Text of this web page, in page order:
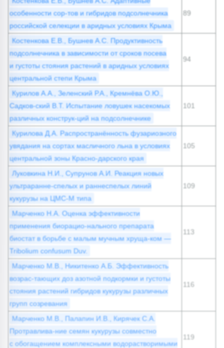
особенности сор-тов и гибридов подсолнечника
российской селекции в аридных условиях Крыма
89
Костенкова Е.В., Бушнев А.С. Продуктивность
подсолнечника в зависимости от сроков посева
и густоты стояния растений в аридных условиях
центральной степи Крыма
94
Курилов А.А., Зеленский Р.А., Кремнёва О.Ю.,
Садков-ский В.Т. Испытание ловушек насекомых
различных конструк-ций на подсолнечнике
101
Курилова Д.А. Распространённость фузариозного
увядания на сортах масличного льна в условиях
центральной зоны Красно-дарского края
105
Луковкина Н.И., Супрунов А.И. Реакция новых
ультраранне-спелых и раннеспелых линий
кукурузы на ЦМС-М типа
109
Марченко Н.А. Оценка эффективности
применения биорацио-нального препарата
биостат в борьбе с малым мучным хруща-ком —
Tribolium confusum Duv.
113
Марченко М.В., Никитенко А.Б. Эффективность
возрас-тающих доз азотной подкормки и густоты
стояния растений гибридов кукурузы различных
групп созревания
116
Марченко М.В., Палапин И.В., Кирячек С.А.
Протравлива-ние семян кукурузы совместно
с обогащением комплексными водорастворимыми
119